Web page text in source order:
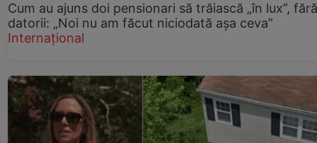
Cum au ajuns doi pensionari să trăiască „în lux”, fără
datorii: „Noi nu am făcut niciodată așa ceva”
Internațional